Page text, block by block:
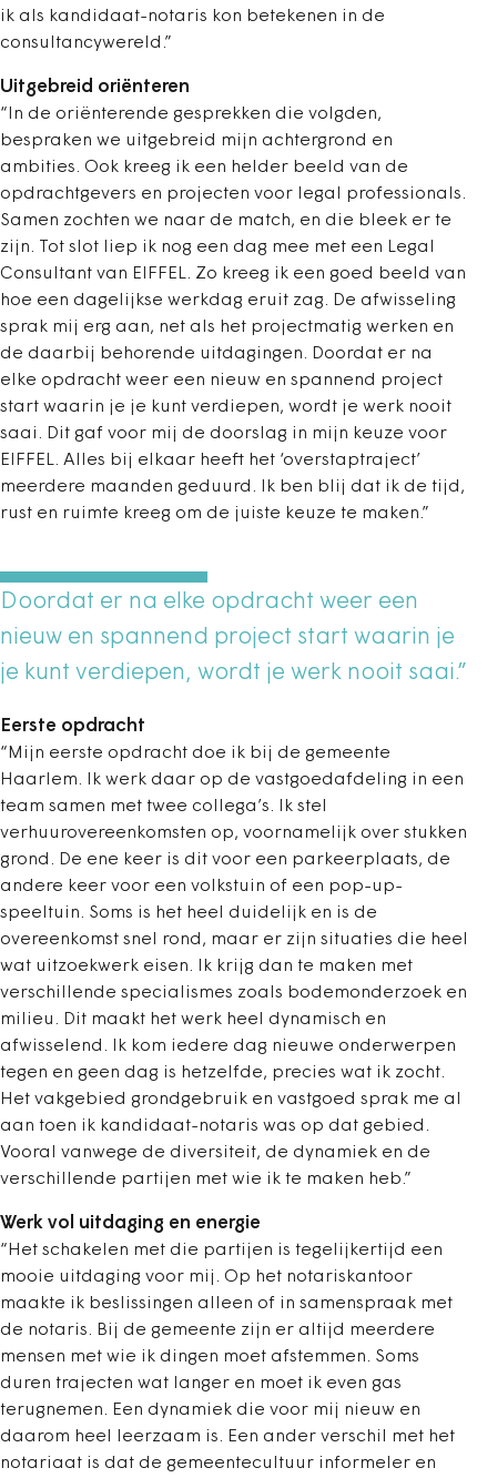
ik als kandidaat-notaris kon betekenen in de
consultancywereld.”
Uitgebreid oriënteren
“In de oriënterende gesprekken die volgden,
bespraken we uitgebreid mijn achtergrond en
ambities. Ook kreeg ik een helder beeld van de
opdrachtgevers en projecten voor legal professionals.
Samen zochten we naar de match, en die bleek er te
zijn. Tot slot liep ik nog een dag mee met een Legal
Consultant van EIFFEL. Zo kreeg ik een goed beeld van
hoe een dagelijkse werkdag eruit zag. De afwisseling
sprak mij erg aan, net als het projectmatig werken en
de daarbij behorende uitdagingen. Doordat er na
elke opdracht weer een nieuw en spannend project
start waarin je je kunt verdiepen, wordt je werk nooit
saai. Dit gaf voor mij de doorslag in mijn keuze voor
EIFFEL. Alles bij elkaar heeft het ‘overstaptraject’
meerdere maanden geduurd. Ik ben blij dat ik de tijd,
rust en ruimte kreeg om de juiste keuze te maken.”
Doordat er na elke opdracht weer een
nieuw en spannend project start waarin je
je kunt verdiepen, wordt je werk nooit saai.”
Eerste opdracht
“Mijn eerste opdracht doe ik bij de gemeente
Haarlem. Ik werk daar op de vastgoedafdeling in een
team samen met twee collega’s. Ik stel
verhuurovereenkomsten op, voornamelijk over stukken
grond. De ene keer is dit voor een parkeerplaats, de
andere keer voor een volkstuin of een pop-up-
speeltuin. Soms is het heel duidelijk en is de
overeenkomst snel rond, maar er zijn situaties die heel
wat uitzoekwerk eisen. Ik krijg dan te maken met
verschillende specialismes zoals bodemonderzoek en
milieu. Dit maakt het werk heel dynamisch en
afwisselend. Ik kom iedere dag nieuwe onderwerpen
tegen en geen dag is hetzelfde, precies wat ik zocht.
Het vakgebied grondgebruik en vastgoed sprak me al
aan toen ik kandidaat-notaris was op dat gebied.
Vooral vanwege de diversiteit, de dynamiek en de
verschillende partijen met wie ik te maken heb.”
Werk vol uitdaging en energie
“Het schakelen met die partijen is tegelijkertijd een
mooie uitdaging voor mij. Op het notariskantoor
maakte ik beslissingen alleen of in samenspraak met
de notaris. Bij de gemeente zijn er altijd meerdere
mensen met wie ik dingen moet afstemmen. Soms
duren trajecten wat langer en moet ik even gas
terugnemen. Een dynamiek die voor mij nieuw en
daarom heel leerzaam is. Een ander verschil met het
notariaat is dat de gemeentecultuur informeler en